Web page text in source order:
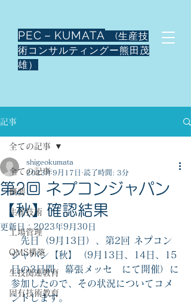
PEC－KUMATA
(生産技
術コンサルティングー熊田茂
雄）
記事
全ての記事
概要
生産技術
工場管理
QMS構築
生技関連教育
固有技術教育
全ての記事
第2回 ネプコンジャパン
【秋】確認結果
shigeokumata
2023年9月17日
読了時間: 3分
更新日：2023年9月30日
先日（9月13日）、第2回 ネプコン
ジャパン【秋】（9月13日、14日、15
日の3日間、幕張メッセ　にて開催）に
参加したので、その状況についてコメ
ントします。